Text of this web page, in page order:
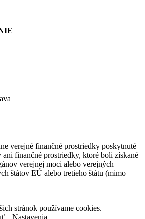
verejné finančné prostriedky poskytnuté
ani finančné prostriedky, ktoré boli získané
verejnej moci alebo verejných
štátov EÚ alebo tretieho štátu (mimo
stránok používame cookies.
Nastavenia